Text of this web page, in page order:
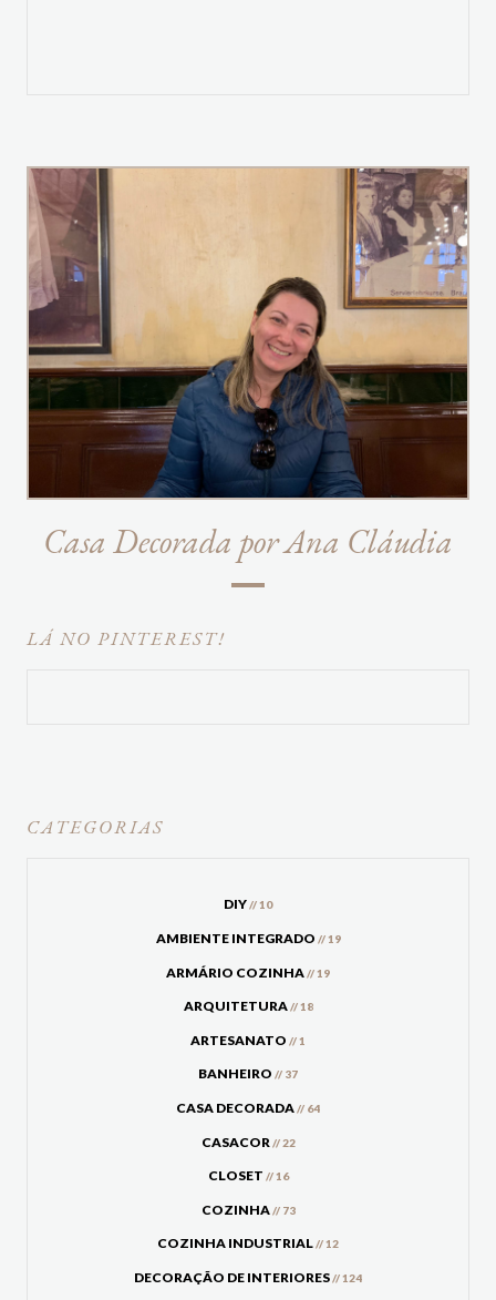
Casa Decorada por Ana Cláudia
LÁ NO PINTEREST!
CATEGORIAS
DIY// 10
AMBIENTE INTEGRADO // 19
ARMÁRIO COZINHA// 19
ARQUITETURA// 18
ARTESANATO // 1
BANHEIRO // 37
CASA DECORADA// 64
CASACOR // 22
CLOSET // 16
COZINHA// 73
COZINHA INDUSTRIAL// 12
DECORAÇÃO DE INTERIORES// 124